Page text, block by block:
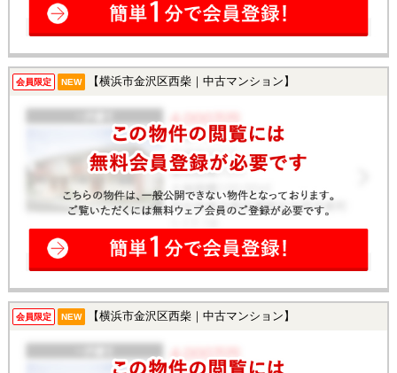
会員限定 NEW 【横浜市金沢区西柴｜中古マンション】
会員限定 NEW 【横浜市金沢区西柴｜中古マンション】